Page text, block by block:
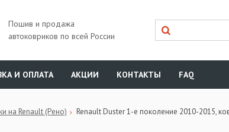
Пошив и продажа
автоковриков по всей России
И ОПЛАТА АКЦИИ КОНТАКТЫ FAQ
на Renault (Рено) Renault Duster 1-е поколение 2010-2015,